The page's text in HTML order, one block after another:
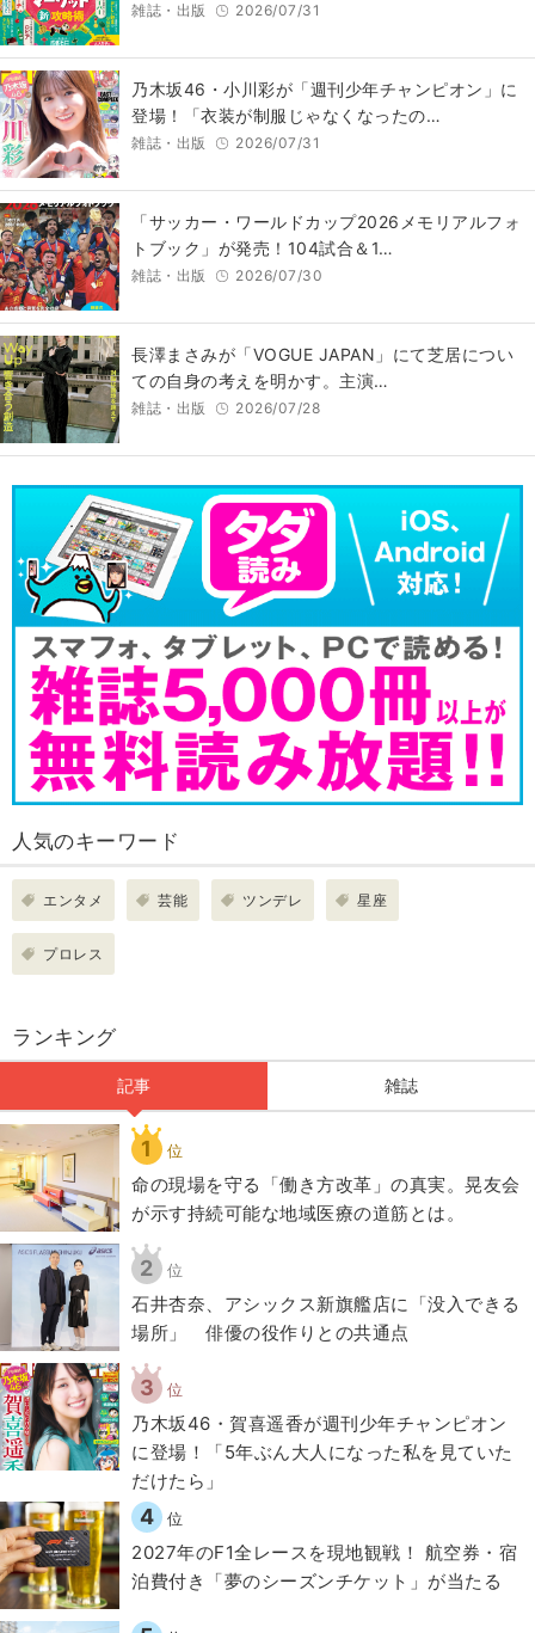
雑誌・出版 2026/07/31
乃木坂46・小川彩が「週刊少年チャンピオン」に
登場！「衣装が制服じゃなくなったの…
雑誌・出版 2026/07/31
「サッカー・ワールドカップ2026メモリアルフォ
トブック」が発売！104試合＆1…
雑誌・出版 2026/07/30
長澤まさみが「VOGUE JAPAN」にて芝居につい
ての自身の考えを明かす。主演…
雑誌・出版 2026/07/28
人気のキーワード
エンタメ 芸能 ツンデレ 星座
プロレス
ランキング
記事 雑誌
1 位
​命の現場を守る「働き方改革」の真実。晃友会
が示す持続可能な地域医療の道筋とは。
2 位
石井杏奈、アシックス新旗艦店に「没入できる
場所」 俳優の役作りとの共通点
3 位
乃木坂46・賀喜遥香が週刊少年チャンピオン
に登場！「5年ぶん大人になった私を見ていた
だけたら」
4 位
2027年のF1全レースを現地観戦！ 航空券・宿
泊費付き「夢のシーズンチケット」が当たる